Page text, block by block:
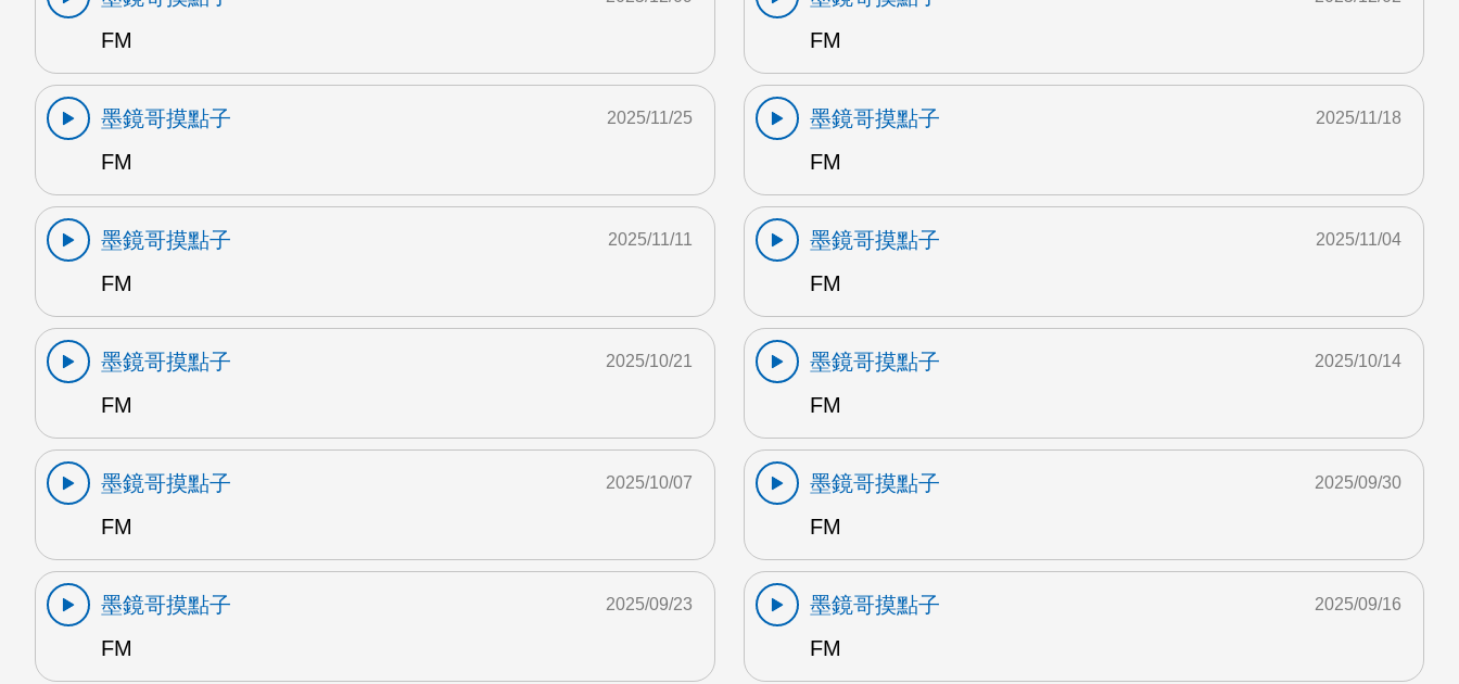
FM
FM
墨鏡哥摸點子
FM
2025/11/25
墨鏡哥摸點子
FM
2025/11/18
墨鏡哥摸點子
FM
2025/11/11
墨鏡哥摸點子
FM
2025/11/04
墨鏡哥摸點子
FM
2025/10/21
墨鏡哥摸點子
FM
2025/10/14
墨鏡哥摸點子
FM
2025/10/07
墨鏡哥摸點子
FM
2025/09/30
墨鏡哥摸點子
FM
2025/09/23
墨鏡哥摸點子
FM
2025/09/16